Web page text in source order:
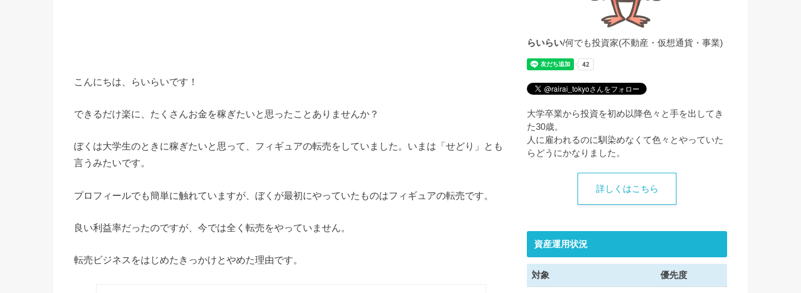
こんにちは、らいらいです！
できるだけ楽に、たくさんお金を稼ぎたいと思ったことありませんか？
ぼくは大学生のときに稼ぎたいと思って、フィギュアの転売をしていました。いまは「せどり」とも
言うみたいです。
プロフィールでも簡単に触れていますが、ぼくが最初にやっていたものはフィギュアの転売です。
良い利益率だったのですが、今では全く転売をやっていません。
転売ビジネスをはじめたきっかけとやめた理由です。
らいらい/何でも投資家(不動産・仮想通貨・事業)
大学卒業から投資を初め以降色々と手を出してき
た30歳。
人に雇われるのに馴染めなくて色々とやっていた
らどうにかなりました。
詳しくはこちら
資産運用状況
対象 優先度